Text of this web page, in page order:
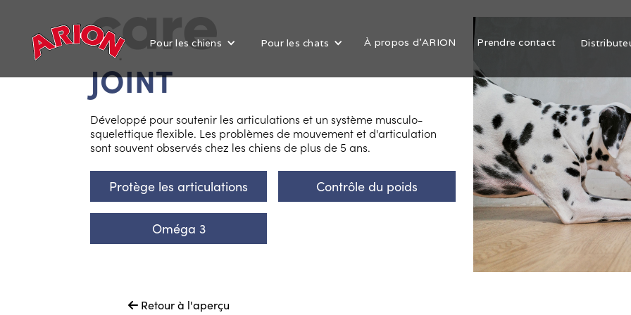
Pour les chiens Pour les chats À propos d'ARION Prendre contact
JOINT
Développé pour soutenir les articulations et un système musculo-
squelettique flexible. Les problèmes de mouvement et d'articulation
sont souvent observés chez les chiens de plus de 5 ans.
Protège les articulations Contrôle du poids
Oméga 3
 Retour à l'aperçu